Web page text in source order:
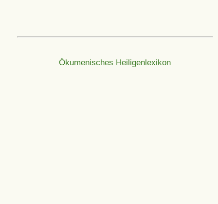
Ökumenisches Heiligenlexikon